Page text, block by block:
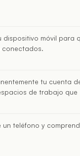
dispositivo móvil para
conectados.
tu cuenta
de trabajo que
teléfono y